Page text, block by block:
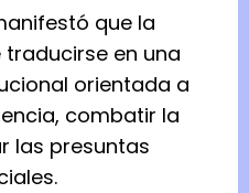
que la
en una
orientada a
combatir la
las presuntas